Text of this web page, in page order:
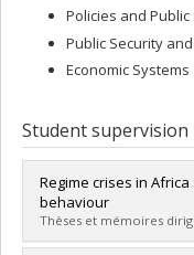
Policies and Public
Public Security
Economic Systems
Student supervision
Regime crises in
behaviour
Thèses et mémoires